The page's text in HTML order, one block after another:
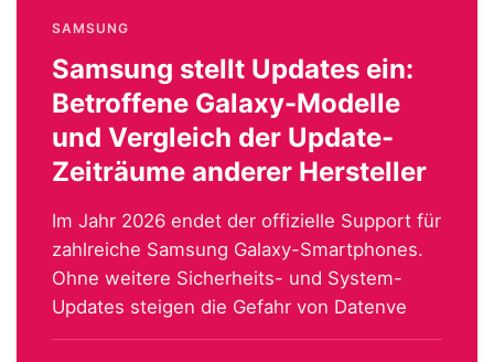
SAMSUNG
Samsung stellt Updates ein:
Betroffene Galaxy-Modelle
und Vergleich der Update-
Zeiträume anderer Hersteller
Im Jahr 2026 endet der offizielle Support für
zahlreiche Samsung Galaxy-Smartphones.
Ohne weitere Sicherheits- und System-
Updates steigen die Gefahr von Datenve